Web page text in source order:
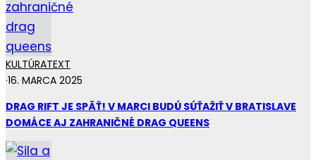
KULTÚRATEXT
·16. MARCA 2025
DRAG RIFT JE SPÄŤ! V MARCI BUDÚ SÚŤAŽIŤ V BRATISLAVE
DOMÁCE AJ ZAHRANIČNÉ DRAG QUEENS